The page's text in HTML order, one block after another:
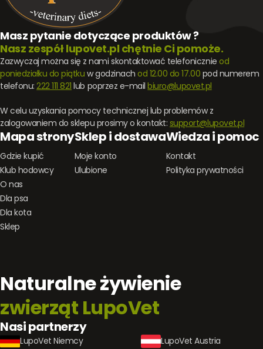
Masz pytanie dotyczące produktów ?
Nasz zespół lupovet.pl chętnie Ci pomoże.
Zazwyczaj można się z nami skontaktować telefonicznie od
poniedziałku do piątku w godzinach od 12.00 do 17.00 pod numerem
telefonu:222 111 821 lub poprzez e-mailbiuro@lupovet.pl
W celu uzyskania pomocy technicznej lub problemów z
zalogowaniem do sklepu prosimy o kontakt: support@lupovet.pl
Mapa strony
Gdzie kupić
Klub hodowcy
O nas
Dla psa
Dla kota
Sklep
Sklep i dostawa
Moje konto
Ulubione
Wiedza i pomoc
Kontakt
Polityka prywatności
Naturalne żywienie
zwierząt LupoVet
Nasi partnerzy
LupoVet Niemcy LupoVet Austria